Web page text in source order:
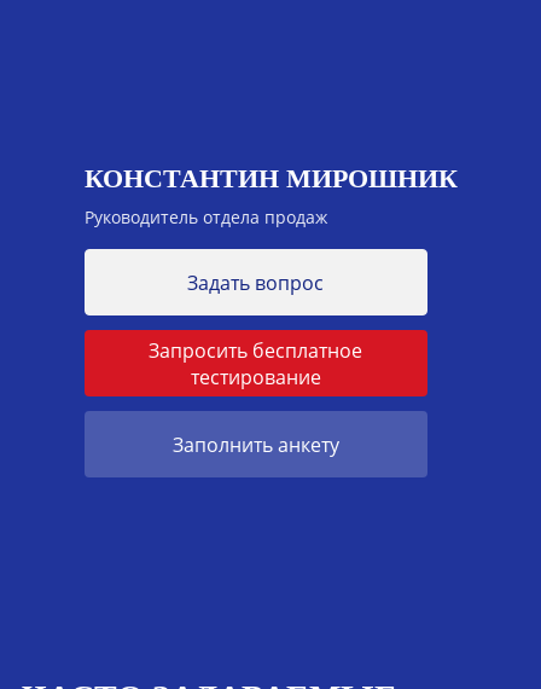
КОНСТАНТИН МИРОШНИК
Руководитель отдела продаж
Задать вопрос
Запросить бесплатное
тестирование
Заполнить анкету